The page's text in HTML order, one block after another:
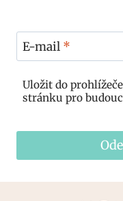
E-mail *
Uložit do
stránku pro